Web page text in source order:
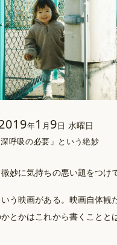
年1 月9日 水曜日
深呼吸の必要」という絶妙
妙に気持ちの悪い題をつけ
いう映画がある。映画自体観
とかはこれから書くことと